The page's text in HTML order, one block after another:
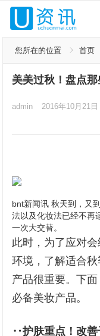
您所在的位置 首页
美美过秋！盘点
admin 2016年10月21
bnt新闻讯 秋天到，又
法以及化妆法已经不再
一次大交替。
此时，为了应对
环境，了解适合
产品很重要。下
必备美妆产品。
‥护肤重点！改善